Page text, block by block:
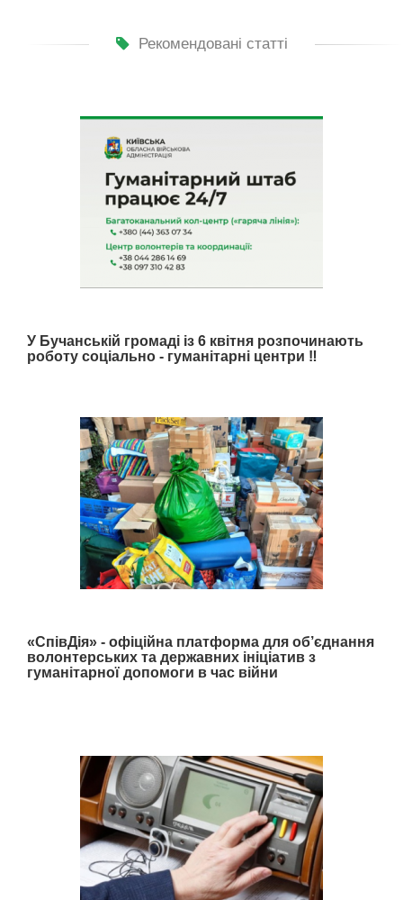
Рекомендовані статті
У Бучанській громаді із 6 квітня розпочинають
роботу соціально - гуманітарні центри ‼️
«СпівДія» - офіційна платформа для об’єднання
волонтерських та державних ініціатив з
гуманітарної допомоги в час війни